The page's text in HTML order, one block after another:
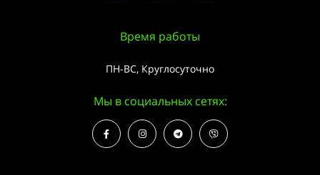
Время работы
ПН-ВС, Круглосуточно
Мы в социальных сетях: